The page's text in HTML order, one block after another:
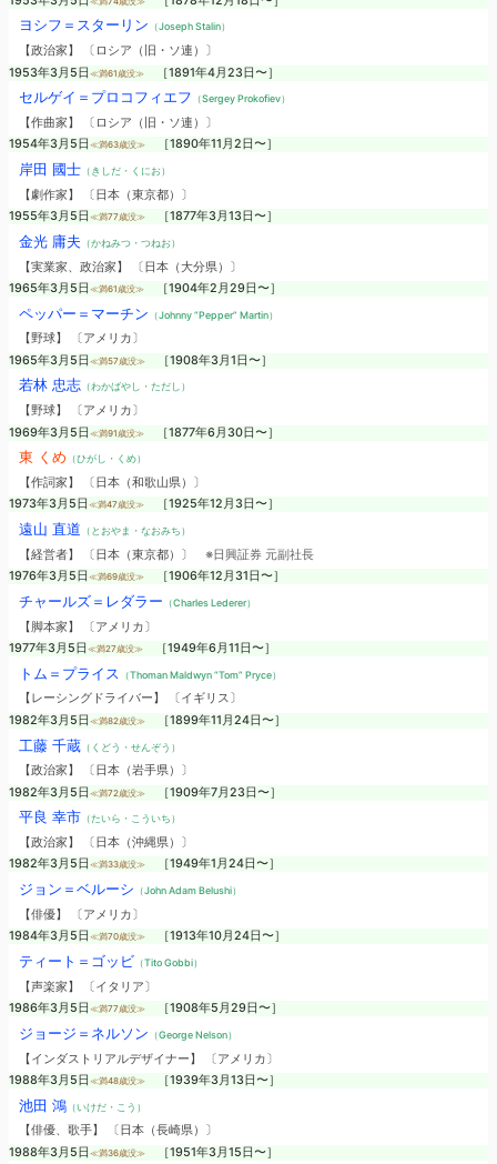
ヨシフ＝スターリン （Joseph Stalin）
【政治家】 〔ロシア（旧・ソ連）〕
1953年3月5日 ≪満61歳没≫ ［1891年4月23日〜］
セルゲイ＝プロコフィエフ （Sergey Prokofiev）
【作曲家】 〔ロシア（旧・ソ連）〕
1954年3月5日 ≪満63歳没≫ ［1890年11月2日〜］
岸田 國士（きしだ・くにお）
【劇作家】 〔日本（東京都）〕
1955年3月5日 ≪満77歳没≫ ［1877年3月13日〜］
金光 庸夫 （かねみつ・つねお）
【実業家、政治家】 〔日本（大分県）〕
1965年3月5日 ≪満61歳没≫ ［1904年2月29日〜］
ペッパー＝マーチン （Johnny “Pepper” Martin）
【野球】 〔アメリカ〕
1965年3月5日 ≪満57歳没≫ ［1908年3月1日〜］
若林 忠志（わかばやし・ただし）
【野球】 〔アメリカ〕
1969年3月5日 ≪満91歳没≫ ［1877年6月30日〜］
東 くめ （ひがし・くめ）
【作詞家】 〔日本（和歌山県）〕
1973年3月5日 ≪満47歳没≫ ［1925年12月3日〜］
遠山 直道 （とおやま・なおみち）
【経営者】 〔日本（東京都）〕 ※日興証券 元副社長
1976年3月5日 ≪満69歳没≫ ［1906年12月31日〜］
チャールズ＝レダラー （Charles Lederer）
【脚本家】 〔アメリカ〕
1977年3月5日 ≪満27歳没≫ ［1949年6月11日〜］
トム＝プライス （Thoman Maldwyn “Tom” Pryce）
【レーシングドライバー】 〔イギリス〕
1982年3月5日 ≪満82歳没≫ ［1899年11月24日〜］
工藤 千蔵（くどう・せんぞう）
【政治家】 〔日本（岩手県）〕
1982年3月5日 ≪満72歳没≫ ［1909年7月23日〜］
平良 幸市 （たいら・こういち）
【政治家】 〔日本（沖縄県）〕
1982年3月5日 ≪満33歳没≫ ［1949年1月24日〜］
ジョン＝ベルーシ （John Adam Belushi）
【俳優】 〔アメリカ〕
1984年3月5日 ≪満70歳没≫ ［1913年10月24日〜］
ティート＝ゴッビ （Tito Gobbi）
【声楽家】 〔イタリア〕
1986年3月5日 ≪満77歳没≫ ［1908年5月29日〜］
ジョージ＝ネルソン （George Nelson）
【インダストリアルデザイナー】 〔アメリカ〕
1988年3月5日 ≪満48歳没≫ ［1939年3月13日〜］
池田 鴻（いけだ・こう）
【俳優、歌手】 〔日本（長崎県）〕
1988年3月5日 ≪満36歳没≫ ［1951年3月15日〜］